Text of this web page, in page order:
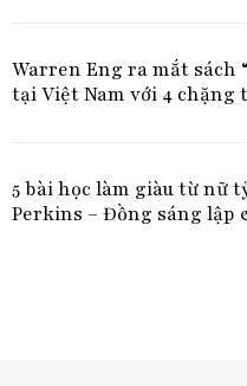
Warren Eng ra mắt sách
tại Việt Nam với 4 chặng
5 bài học làm giàu từ nữ
Perkins – Đồng sáng lập